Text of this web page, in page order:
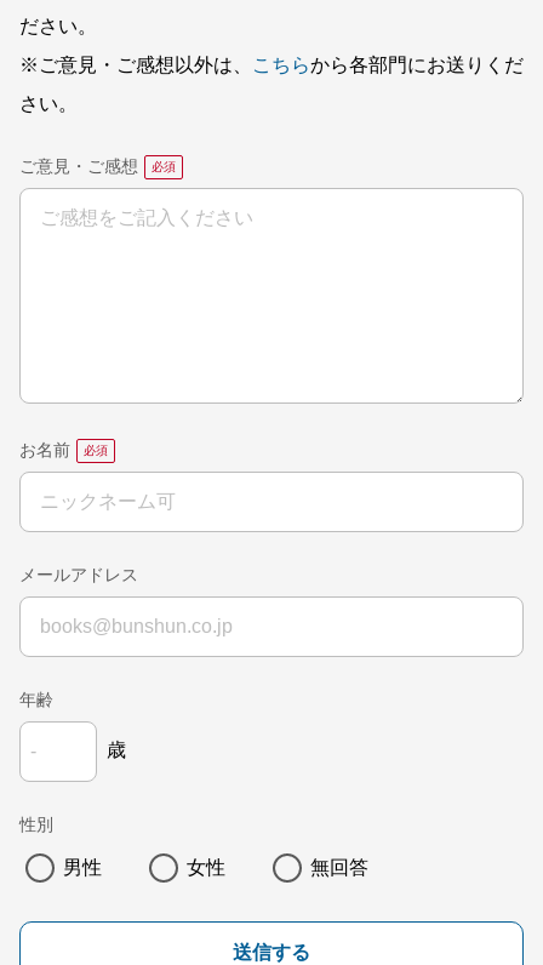
ださい。
※ご意見・ご感想以外は、
こちらから各部門にお送りくだ
さい。
ご意見・ご感想
お名前
メールアドレス
年齢
歳
性別
男性 女性 無回答
送信する